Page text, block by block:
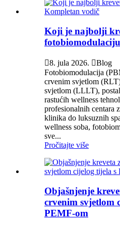
Koji je najbolji
8. jula 2026. Blog
Fotobiomodulacija
crvenim svjetlom
svjetlom (LLLT),
rastućih wellness
profesionalnih centara
klinika do luksuznih
wellness soba,
sve...
Pročitajte više
Objašnjenje
crvenim svjetlom
PEMF-om